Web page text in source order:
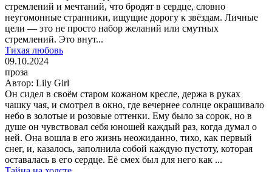
стремлений и мечтаний, что бродят в сердце, словно
неугомонные странники, ищущие дорогу к звёздам. Личные
цели — это не просто набор желаний или смутных
стремлений. Это внут...
Тихая любовь
09.10.2024
проза
Автор: Lily Girl
Он сидел в своём старом кожаном кресле, держа в руках
чашку чая, и смотрел в окно, где вечернее солнце окрашивало
небо в золотые и розовые оттенки. Ему было за сорок, но в
душе он чувствовал себя юношей каждый раз, когда думал о
ней. Она вошла в его жизнь неожиданно, тихо, как первый
снег, и, казалось, заполнила собой каждую пустоту, которая
оставалась в его сердце. Её смех был для него как ...